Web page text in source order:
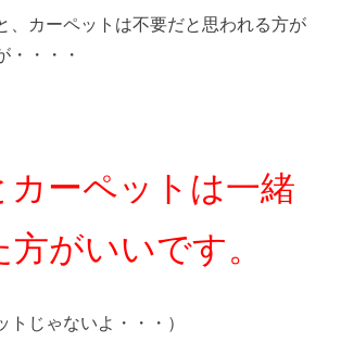
、カーペットは不要だと思われる方が
・・・・
カーペットは一緒
がいいです。
トじゃないよ・・・）